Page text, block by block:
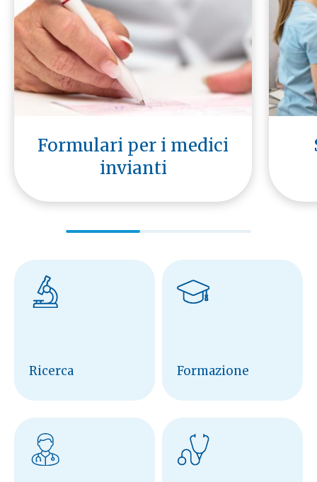
Formulari per i medici
invianti
Ricerca Formazione